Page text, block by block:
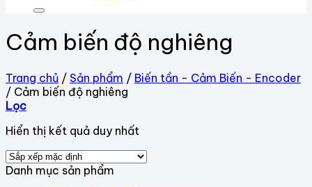
Cảm biến độ nghiêng
Trang chủ / Sản phẩm / Biến tần - Cảm Biến - Encoder
/ Cảm biến độ nghiêng
Lọc
Hiển thị kết quả duy nhất
Danh mục sản phẩm